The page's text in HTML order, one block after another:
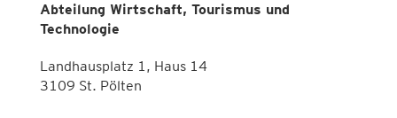
Abteilung Wirtschaft, Tourismus und
Technologie
Landhausplatz 1, Haus 14
3109 St. Pölten